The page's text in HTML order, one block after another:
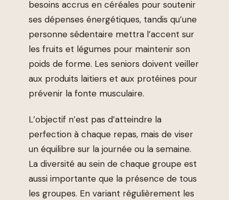
besoins accrus en céréales pour soutenir
ses dépenses énergétiques, tandis qu’une
personne sédentaire mettra l’accent sur
les fruits et légumes pour maintenir son
poids de forme. Les seniors doivent veiller
aux produits laitiers et aux protéines pour
prévenir la fonte musculaire.
L’objectif n’est pas d’atteindre la
perfection à chaque repas, mais de viser
un équilibre sur la journée ou la semaine.
La diversité au sein de chaque groupe est
aussi importante que la présence de tous
les groupes. En variant régulièrement les